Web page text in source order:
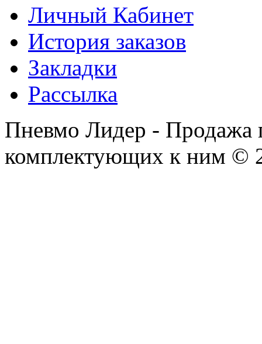
Личный Кабинет
История заказов
Закладки
Рассылка
Пневмо Лидер - Продажа
комплектующих к ним ©